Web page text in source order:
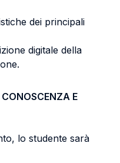
dei principali
digitale della
E
lo studente sarà